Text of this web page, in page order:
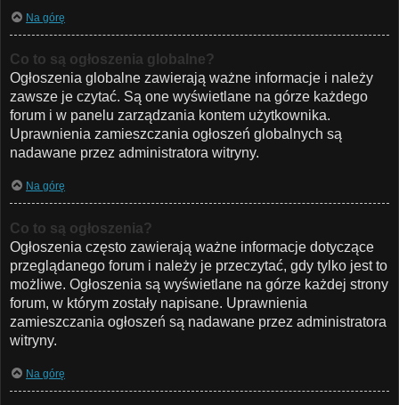
Na górę
Co to są ogłoszenia globalne?
Ogłoszenia globalne zawierają ważne informacje i należy
zawsze je czytać. Są one wyświetlane na górze każdego
forum i w panelu zarządzania kontem użytkownika.
Uprawnienia zamieszczania ogłoszeń globalnych są
nadawane przez administratora witryny.
Na górę
Co to są ogłoszenia?
Ogłoszenia często zawierają ważne informacje dotyczące
przeglądanego forum i należy je przeczytać, gdy tylko jest to
możliwe. Ogłoszenia są wyświetlane na górze każdej strony
forum, w którym zostały napisane. Uprawnienia
zamieszczania ogłoszeń są nadawane przez administratora
witryny.
Na górę